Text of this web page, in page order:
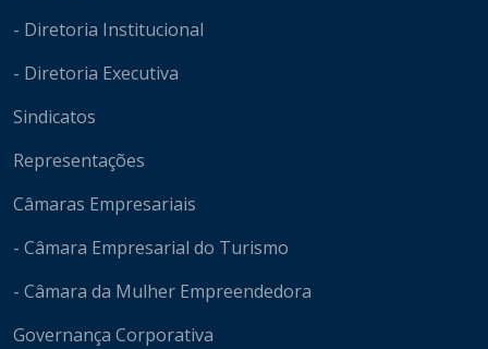
- Diretoria Institucional
- Diretoria Executiva
Sindicatos
Representações
Câmaras Empresariais
- Câmara Empresarial do Turismo
- Câmara da Mulher Empreendedora
Governança Corporativa